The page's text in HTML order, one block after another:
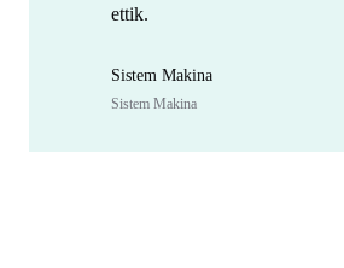
ettik.
Sistem Makina
Sistem Makina